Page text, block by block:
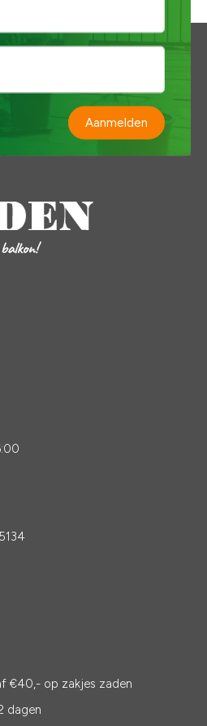
Aanmelden
€40,- op zakjes zaden
dagen